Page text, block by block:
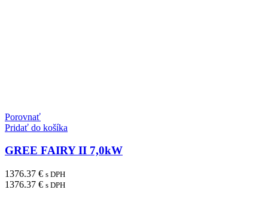
Porovnať
Pridať do košíka
GREE FAIRY II 7,0kW
1376.37 € s DPH
1376.37 € s DPH